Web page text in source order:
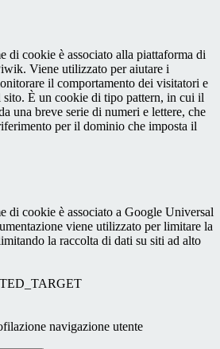
di cookie è associato alla piattaforma di
Viene utilizzato per aiutare i
il comportamento dei visitatori e
sito. È un cookie di tipo pattern, in cui il
una breve serie di numeri e lettere, che
per il dominio che imposta il
di cookie è associato a Google Universal
viene utilizzato per limitare la
la raccolta di dati su siti ad alto
navigazione utente